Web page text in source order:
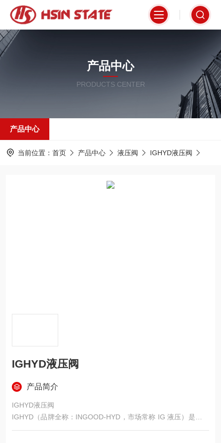
产品中心
PRODUCTS CENTER
产品中心
当前位置： 首页 产品中心 液压阀 IGHYD液压阀
IGHYD液压阀
产品简介
IGHYD液压阀
IGHYD（品牌全称：INGOOD-HYD，市场常称 IG 液压）是国内
液压元件领域的专业制造品牌，由台州中良液压有限公司运营，